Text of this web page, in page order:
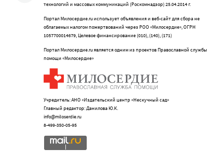
технологий и массовых коммуникаций (Роскомнадзор) 25.04.2014 г.
Портал Милосердие.ru использует объявления и веб-сайт для сбора не
облагаемых налогом пожертвований через РОО «Милосердие», ОГРН
1057700014679, Целевое финансирование (010), (140), (171)
Портал Милосердие.ru является одним из проектов Православной службы
помощи «Милосердие»
Учредитель: АНО «Издательский центр «Нескучный сад»
Главный редактор: Данилова Ю.К.
info@miloserdie.ru
8-499-350-05-95